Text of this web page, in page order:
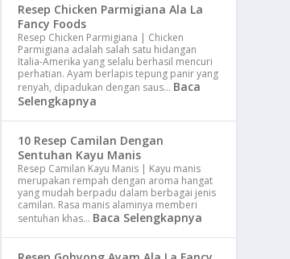
Resep Chicken Parmigiana Ala La
Fancy Foods
Resep Chicken Parmigiana | Chicken
Parmigiana adalah salah satu hidangan
Italia-Amerika yang selalu berhasil mencuri
perhatian. Ayam berlapis tepung panir yang
renyah, dipadukan dengan saus… Baca
Selengkapnya
10 Resep Camilan Dengan
Sentuhan Kayu Manis
Resep Camilan Kayu Manis | Kayu manis
merupakan rempah dengan aroma hangat
yang mudah berpadu dalam berbagai jenis
camilan. Rasa manis alaminya memberi
sentuhan khas… Baca Selengkapnya